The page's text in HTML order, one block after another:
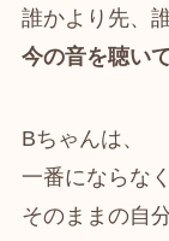
誰かより先、
今の音を聴い
Bちゃんは、
一番にならな
そのままの自